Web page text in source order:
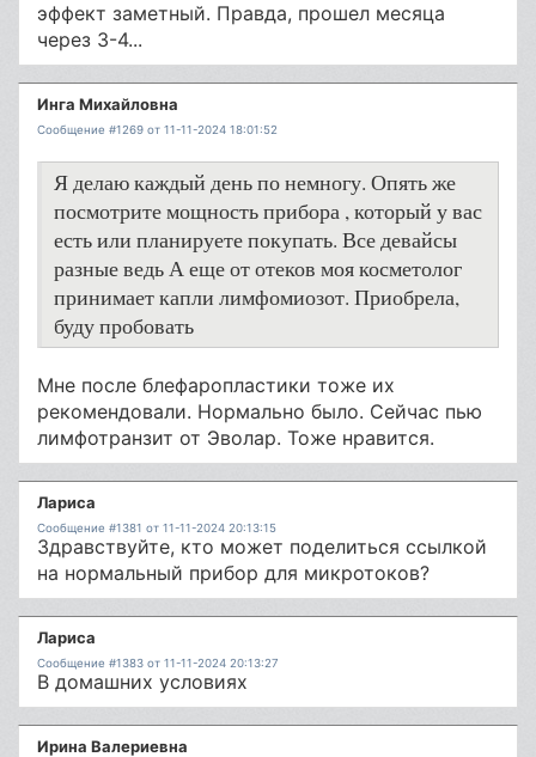
эффект заметный. Правда, прошел месяца
через 3-4...
Инга Михайловна
Сообщение #1269 от 11-11-2024 18:01:52
Я делаю каждый день по немногу. Опять же
посмотрите мощность прибора , который у вас
есть или планируете покупать. Все девайсы
разные ведь А еще от отеков моя косметолог
принимает капли лимфомиозот. Приобрела,
буду пробовать
Мне после блефаропластики тоже их
рекомендовали. Нормально было. Сейчас пью
лимфотранзит от Эволар. Тоже нравится.
Лариса
Сообщение #1381 от 11-11-2024 20:13:15
Здравствуйте, кто может поделиться ссылкой
на нормальный прибор для микротоков?
Лариса
Сообщение #1383 от 11-11-2024 20:13:27
В домашних условиях
Ирина Валериевна